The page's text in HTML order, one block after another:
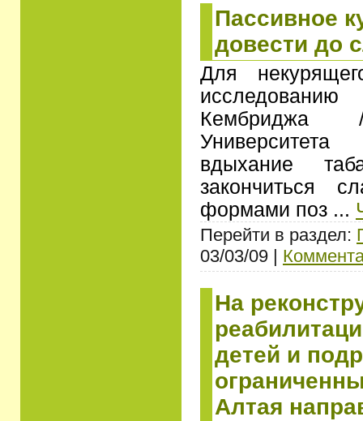
Пассивное
довести до
Для
Кембриджа /
вдыхание
закончиться
формами поз ...
Перейти в раздел:
03/03/09 |
На
детей и
Алтая